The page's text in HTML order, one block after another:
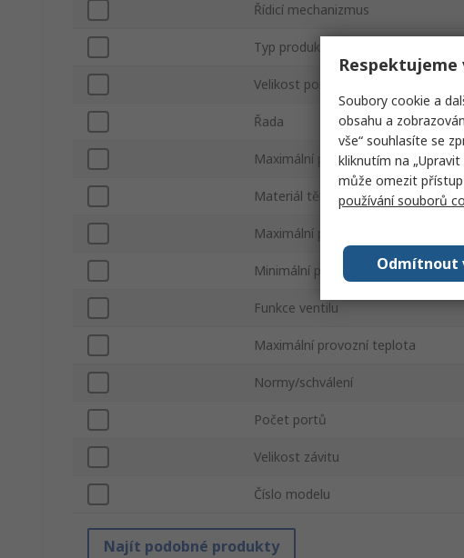
Řídicí mechanizmus
Typ produktu
Velikost portu
Řada
Maximální provozní tlak
Materiál tělesa
Maximální průtok
Minimální provozní teplota
Funkce ventilu
Maximální provozní teplota
Normy/schválení
Počet portů
Velikost závitu
Číslo modelu
Najít podobné produkty
Soubory cookie a
obsahu a
vše“ souhlasíte se
kliknutím na
může omezit
používání souborů
Odmítnout